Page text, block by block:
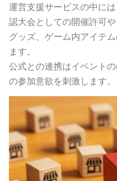
運営支援サービスの中に
認大会としての開催許可
グッズ、ゲーム内アイテ
ます。
公式との連携はイベント
の参加意欲を刺激します。